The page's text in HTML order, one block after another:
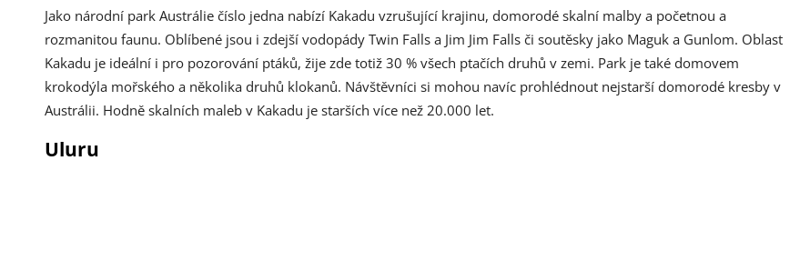
Jako národní park Austrálie číslo jedna nabízí Kakadu vzrušující krajinu, domorodé skalní malby a početnou a
rozmanitou faunu. Oblíbené jsou i zdejší vodopády Twin Falls a Jim Jim Falls či soutěsky jako Maguk a Gunlom. Oblast
Kakadu je ideální i pro pozorování ptáků, žije zde totiž 30 % všech ptačích druhů v zemi. Park je také domovem
krokodýla mořského a několika druhů klokanů. Návštěvníci si mohou navíc prohlédnout nejstarší domorodé kresby v
Austrálii. Hodně skalních maleb v Kakadu je starších více než 20.000 let.
Uluru